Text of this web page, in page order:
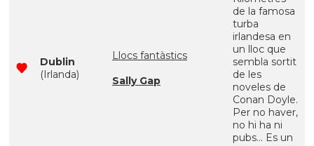
Dublin
(Irlanda)
Llocs fantàstics
Sally Gap
de la famosa
turba
irlandesa en
un lloc que
sembla sortit
de les
noveles de
Conan Doyle.
Per no haver,
no hi ha ni
pubs... Es un